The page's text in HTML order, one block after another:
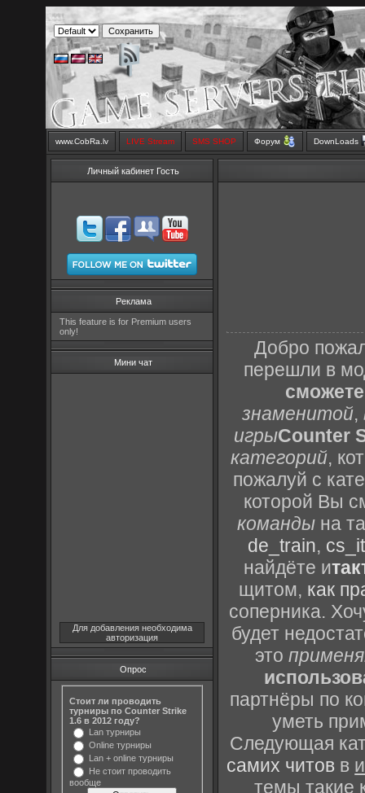
www.CobRa.lv LIVE Stream SMS SHOP Форум DownLoads
Личный кабинет Гость
Реклама
This feature is for Premium users
only!
Мини чат
Для добавления необходима
авторизация
Опрос
Стоит ли проводить
турниры по Counter Strike
1.6 в 2012 году?
Lan турниры
Online турниры
Lan + online турниры
Не стоит проводить
вообще
Добро
перешли в
знаменитой,
игрыCounter
категорий,
пожалуй с
которой Вы
команды на
de_train,
найдёте и
щитом, как
соперника.
будет
это
партнёры по
уметь
Следующая
самих читов в
темы такие